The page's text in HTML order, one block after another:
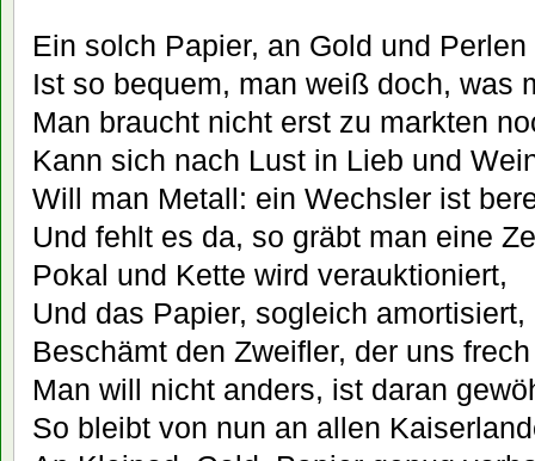
Ein solch Papier, an Gold und Perlen
Ist so bequem, man weiß doch, was
Man braucht nicht erst zu markten
Kann sich nach Lust in Lieb und
Will man Metall: ein Wechsler ist
Und fehlt es da, so gräbt man eine
Pokal und Kette wird verauktioniert,
Und das Papier, sogleich amortisiert,
Beschämt den Zweifler, der uns
Man will nicht anders, ist daran
So bleibt von nun an allen